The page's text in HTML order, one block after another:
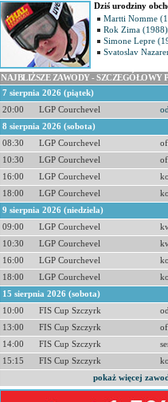
Dziś urodziny
Martti Nomme
Rok Zima (1988)
Simone Lepre
Svatoslav
NAJBLIŻSZE ZAWODY - SZCZEGÓŁOWY
7 sierpnia 2026 (piątek)
20:00
LGP Courchevel
8 sierpnia 2026 (sobota)
08:30
LGP Courchevel
10:30
LGP Courchevel
16:00
LGP Courchevel
18:00
LGP Courchevel
9 sierpnia 2026 (niedziela)
09:00
LGP Courchevel
10:30
LGP Courchevel
16:00
LGP Courchevel
18:00
LGP Courchevel
15 sierpnia 2026 (sobota)
10:00
FIS Cup Szczyrk
13:00
FIS Cup Szczyrk
14:00
FIS Cup Szczyrk
15:15
FIS Cup Szczyrk
pokaż więcej